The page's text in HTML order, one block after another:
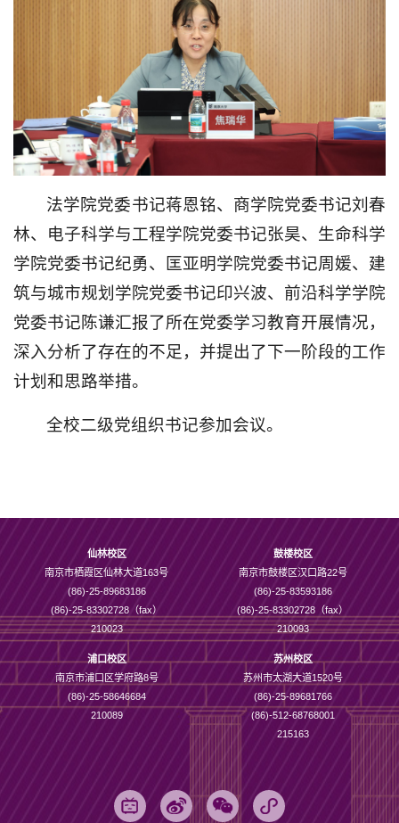
法学院党委书记蒋恩铭、商学院党委书记刘春
林、电子科学与工程学院党委书记张昊、生命科学
学院党委书记纪勇、匡亚明学院党委书记周媛、建
筑与城市规划学院党委书记印兴波、前沿科学学院
党委书记陈谦汇报了所在党委学习教育开展情况，
深入分析了存在的不足，并提出了下一阶段的工作
计划和思路举措。
全校二级党组织书记参加会议。
仙林校区
南京市栖霞区仙林大道163号
(86)-25-89683186
(86)-25-83302728（fax）
210023
鼓楼校区
南京市鼓楼区汉口路22号
(86)-25-83593186
(86)-25-83302728（fax）
210093
浦口校区
南京市浦口区学府路8号
(86)-25-58646684
210089
苏州校区
苏州市太湖大道1520号
(86)-25-89681766
(86)-512-68768001
215163